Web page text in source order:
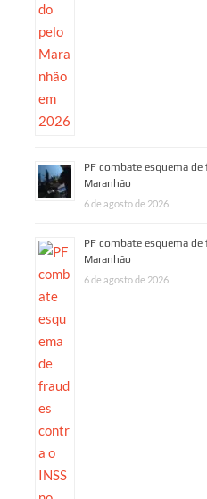
PF combate esquema
Maranhão
6 de agosto de 2026
PF combate esquema
Maranhão
6 de agosto de 2026